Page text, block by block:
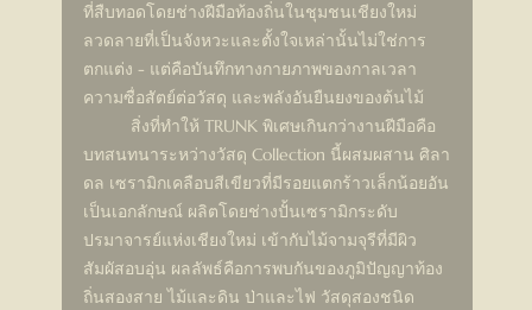
ที่สืบทอดโดยช่างฝีมือท้องถิ่นในชุมชนเชียงใหม่
ลวดลายที่เป็นจังหวะและตั้งใจเหล่านั้นไม่ใช่การ
ตกแต่ง - แต่คือบันทึกทางกายภาพของกาลเวลา
ความซื่อสัตย์ต่อวัสดุ และพลังอันยืนยงของต้นไม้
บทสนทนาระหว่างวัสดุ Collection นี้ผสมผสาน ศิลา
ดล เซรามิกเคลือบสีเขียวที่มีรอยแตกร้าวเล็กน้อยอัน
เป็นเอกลักษณ์ ผลิตโดยช่างปั้นเซรามิกระดับ
ปรมาจารย์แห่งเชียงใหม่ เข้ากับไม้จามจุรีที่มีผิว
สัมผัสอบอุ่น ผลลัพธ์คือการพบกันของภูมิปัญญาท้อง
ถิ่นสองสาย ไม้และดิน ป่าและไฟ วัสดุสองชนิด